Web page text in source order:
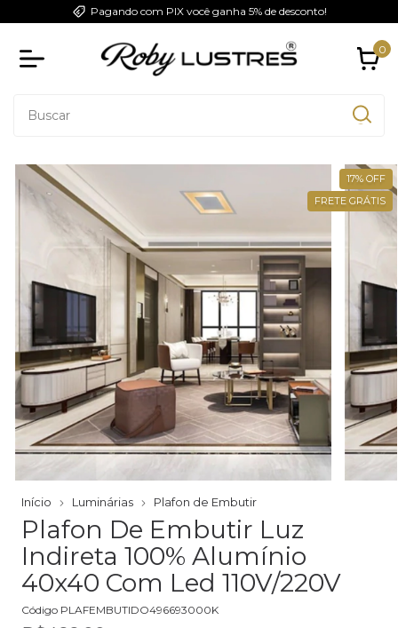
Pagando com PIX você ganha 5% de desconto!
0
17% OFF
FRETE GRÁTIS
Início Luminárias Plafon de Embutir
Plafon De Embutir Luz
Indireta 100% Alumínio
40x40 Com Led 110V/220V
Código PLAFEMBUTIDO496693000K